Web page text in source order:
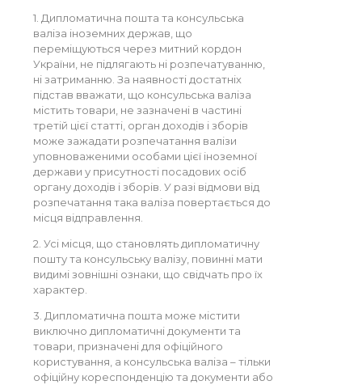
1. Дипломатична пошта та консульська
валіза іноземних держав, що
переміщуються через митний кордон
України, не підлягають ні розпечатуванню,
ні затриманню. За наявності достатніх
підстав вважати, що консульська валіза
містить товари, не зазначені в частині
третій цієї статті, орган доходів і зборів
може зажадати розпечатання валізи
уповноваженими особами цієї іноземної
держави у присутності посадових осіб
органу доходів і зборів. У разі відмови від
розпечатання така валіза повертається до
місця відправлення.
2. Усі місця, що становлять дипломатичну
пошту та консульську валізу, повинні мати
видимі зовнішні ознаки, що свідчать про їх
характер.
3. Дипломатична пошта може містити
виключно дипломатичні документи та
товари, призначені для офіційного
користування, а консульська валіза – тільки
офіційну кореспонденцію та документи або